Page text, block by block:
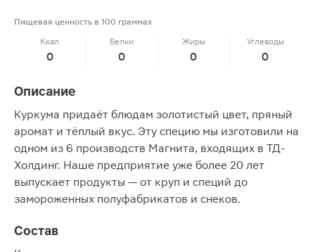
Пищевая ценность в 100 граммах
Ккал
0
Белки
0
Жиры
0
Углеводы
0
Описание
Куркума придаёт блюдам золотистый цвет, пряный
аромат и тёплый вкус. Эту специю мы изготовили на
одном из 6 производств Магнита, входящих в ТД-
Холдинг. Наше предприятие уже более 20 лет
выпускает продукты — от круп и специй до
замороженных полуфабрикатов и снеков.
Состав